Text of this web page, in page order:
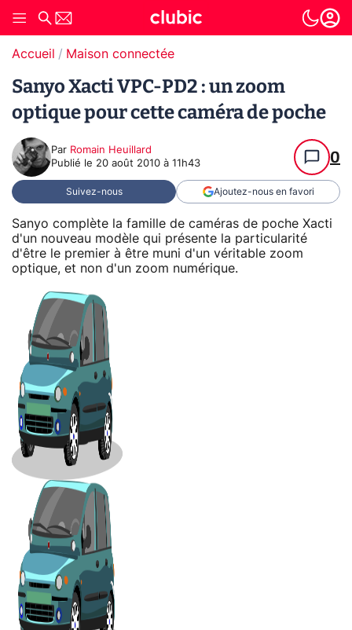
Accueil Maison connectée
Sanyo Xacti VPC-PD2 : un zoom
optique pour cette caméra de poche
Par Romain Heuillard
Publié le 20 août 2010 à 11h43 0
Suivez-nous Ajoutez-nous en favori
Sanyo complète la famille de caméras de poche Xacti
d'un nouveau modèle qui présente la particularité
d'être le premier à être muni d'un véritable zoom
optique, et non d'un zoom numérique.